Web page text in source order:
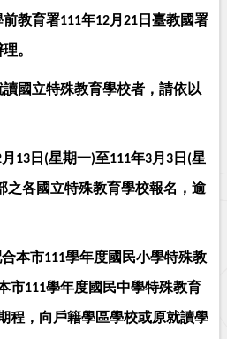
前教育署111年12月 21 日臺教國署
。
國立特殊教育學校者，請依以
月 13 日 (星期一)至111年3月 3 日 (星
之各國立特殊教育學校報名，逾
本市111學年度國民小學特殊教
市111學年度國民中學特殊教育
程，向戶籍學區學校或原就讀學